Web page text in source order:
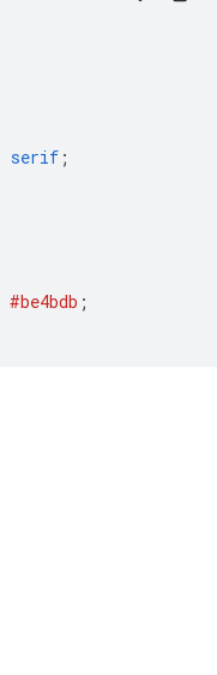
serif ;
#be4bdb ;